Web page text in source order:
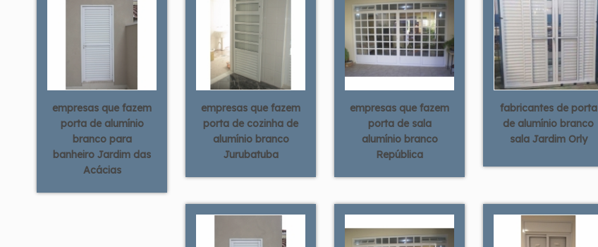
empresas que fazem
porta de alumínio
branco para
banheiro Jardim das
Acácias
empresas que fazem
porta de cozinha de
alumínio branco
Jurubatuba
empresas que fazem
porta de sala
alumínio branco
República
fabricantes de porta
de alumínio branco
sala Jardim Orly